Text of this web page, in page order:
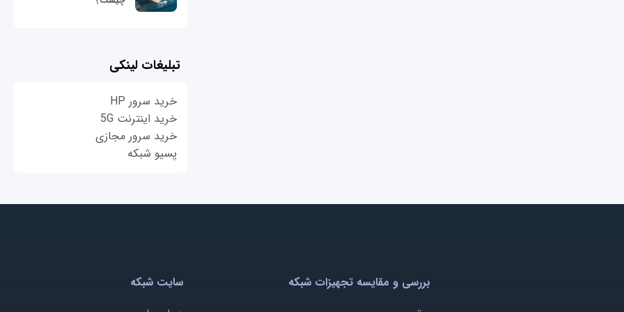
تبلیغات لینکی
خرید سرور HP
خرید اینترنت 5G
خرید سرور مجازی
پسیو شبکه
بررسی و مقایسه تجهیزات شبکه
سایت شبکه